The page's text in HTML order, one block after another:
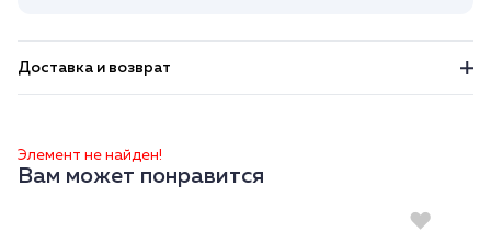
Доставка и возврат
Элемент не найден!
Вам может понравится